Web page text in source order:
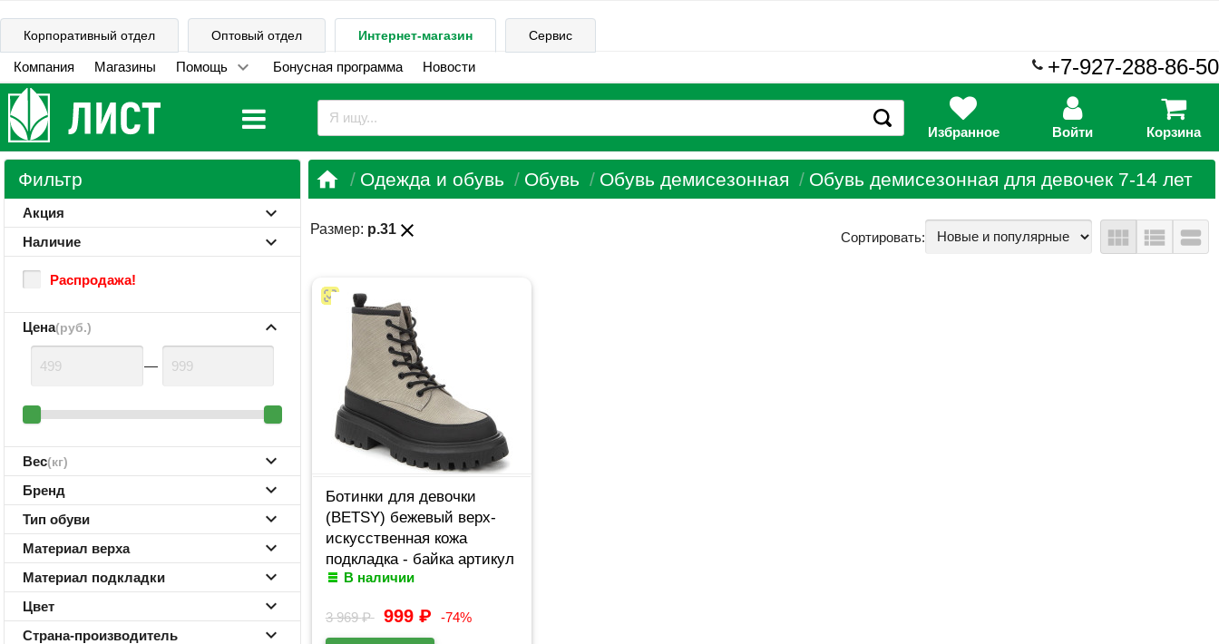
Корпоративный отдел Оптовый отдел Интернет-магазин Сервис
Компания Магазины Помощь Бонусная программа Новости +7-927-288-86-50
Избранное Войти Корзина
Фильтр
Акция
Наличие
Распродажа!
Цена(руб.)
—
Вес(кг)
Бренд
Тип обуви
Материал верха
Материал подкладки
Цвет
Страна-производитель
 Одежда и обувь Обувь Обувь демисезонная Обувь демисезонная для девочек 7-14 лет
Размер: р.31 close Сортировать: view_module view_list view_stream
Ботинки для девочки
(BETSY) бежевый верх-
искусственная кожа
подкладка - байка артикул
938415/01-03
В наличии
3 969₽ 999 ₽ -74%